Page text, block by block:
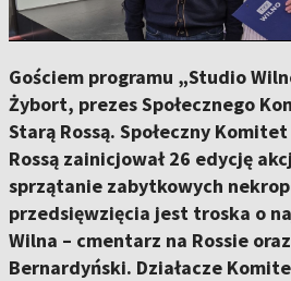
Gościem programu „Studio
Żybort, prezes Społecznego
Starą Rossą. Społeczny
Rossą zainicjował 26 edycję
sprzątanie zabytkowych
przedsięwzięcia jest troska o
Wilna – cmentarz na Rossie
Bernardyński. Działacze